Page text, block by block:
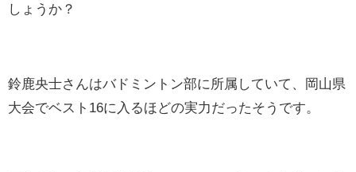
しょうか？
鈴鹿央士さんはバドミントン部に所属していて、岡山県
大会でベスト16に入るほどの実力だったそうです。